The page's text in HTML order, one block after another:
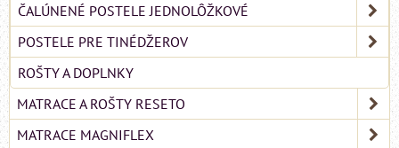
ČALÚNENÉ POSTELE JEDNOLÔŽKOVÉ
POSTELE PRE TINÉDŽEROV
ROŠTY A DOPLNKY
MATRACE A ROŠTY RESETO
MATRACE MAGNIFLEX